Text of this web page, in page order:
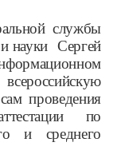
службы
науки Сергей
проведения
по
и среднего